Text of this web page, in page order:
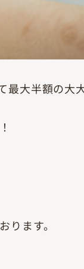
最大半額の大
ます。